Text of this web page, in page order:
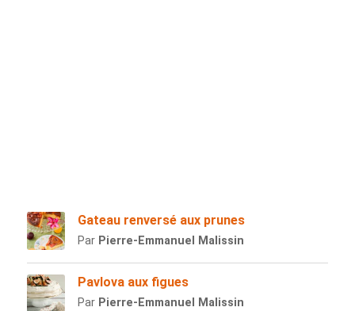
Gateau renversé aux prunes
Par Pierre-Emmanuel Malissin
Pavlova aux figues
Par Pierre-Emmanuel Malissin